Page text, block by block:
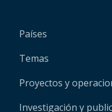
Países
Temas
Proyectos y
Investigación y